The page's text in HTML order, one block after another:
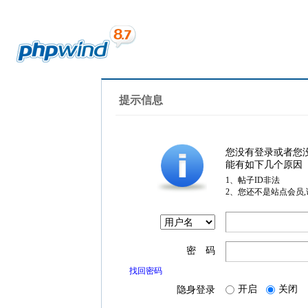
提示信息
您没有登录或者您
能有如下几个原因
1、帖子ID非法
2、您还不是站点会员
密 码
找回密码
隐身登录 开启 关闭